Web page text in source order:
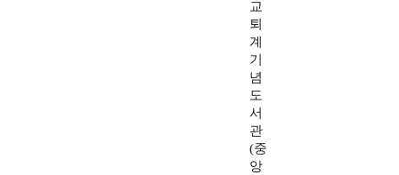
교
퇴
계
기
념
도
서
관
(중
앙